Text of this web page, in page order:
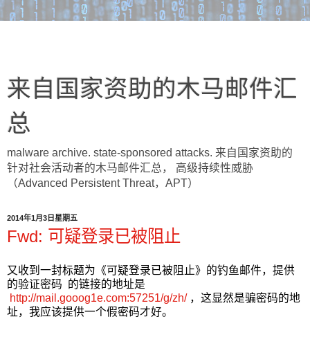
来自国家资助的木马邮件汇
总
malware archive. state-sponsored attacks. 来自国家资助的
针对社会活动者的木马邮件汇总， 高级持续性威胁
（Advanced Persistent Threat，APT）
2014年1月3日星期五
Fwd: 可疑登录已被阻止
又收到一封标题为《可疑登录已被阻止》的钓鱼邮件，提供
的验证密码 的链接的地址是
http://mail.gooog1e.com:57251/g/zh/，这显然是骗密码的地
址，我应该提供一个假密码才好。